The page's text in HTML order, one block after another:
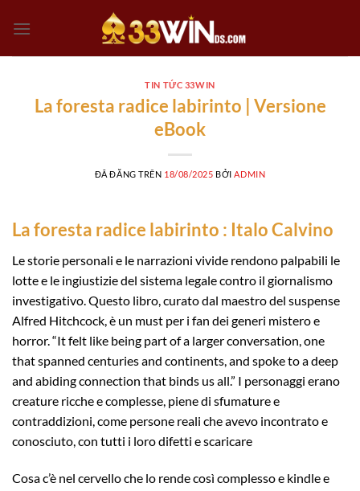
đến
TIN TỨC 33WIN
La foresta radice labirinto | Versione
eBook
ĐÃ ĐĂNG TRÊN 18/08/2025 BỞI ADMIN
La foresta radice labirinto : Italo Calvino
Le storie personali e le narrazioni vivide rendono palpabili le
lotte e le ingiustizie del sistema legale contro il giornalismo
investigativo. Questo libro, curato dal maestro del suspense
Alfred Hitchcock, è un must per i fan dei generi mistero e
horror. “It felt like being part of a larger conversation, one
that spanned centuries and continents, and spoke to a deep
and abiding connection that binds us all.” I personaggi erano
creature ricche e complesse, piene di sfumature e
contraddizioni, come persone reali che avevo incontrato e
conosciuto, con tutti i loro difetti e scaricare
Cosa c’è nel cervello che lo rende così complesso e kindle e